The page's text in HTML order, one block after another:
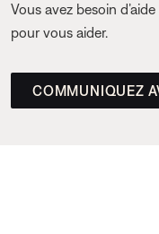
Vous avez besoin
pour vous aider.
COMMUNIQUEZ